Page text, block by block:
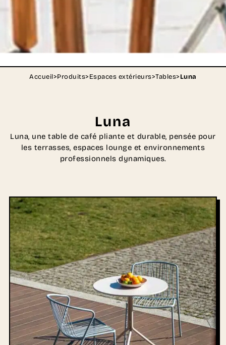
Accueil>Produits>Espaces extérieurs>Tables>Luna
Luna
Luna, une table de café pliante et durable, pensée pour
les terrasses, espaces lounge et environnements
professionnels dynamiques.